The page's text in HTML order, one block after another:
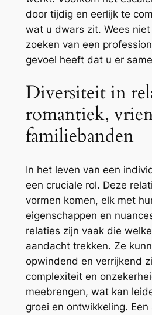
door tijdig en eerlijk te
wat u dwars zit. Wees
zoeken van een
gevoel heeft dat u er
Diversiteit in
romantiek,
familiebanden
In het leven van een
een cruciale rol. Deze
vormen komen, elk met
eigenschappen en
relaties zijn vaak die
aandacht trekken. Ze
opwindend en verrijkend
complexiteit en
meebrengen, wat kan
groei en ontwikkeling.